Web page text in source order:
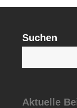
Suchen
Aktuelle